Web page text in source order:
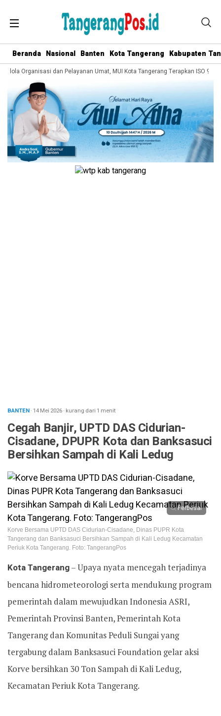
Beranda Nasional Banten Kota Tangerang Kabupaten
Organisasi dan Pelayanan Umat, MUI Kota Tangerang Terapkan ISO
BANTEN· 14 Mei 2026· kurang dari 1 menit
Cegah Banjir, UPTD DAS Cidurian-
Cisadane, DPUPR Kota dan Banksasuci
Bersihkan Sampah di Kali Ledug
Perbesar
Korve Bersama UPTD DAS Cidurian-Cisadane, Dinas PUPR Kota
Tangerang dan Banksasuci Bersihkan Sampah di Kali Ledug Kecamatan
Periuk Kota Tangerang. Foto: TangerangPos
Kota Tangerang– Upaya nyata mencegah terjadinya
bencana hidrometeorologi serta mendukung program
pemerintah dalam mewujudkan Indonesia ASRI,
Pemerintah Provinsi Banten, Pemerintah Kota
Tangerang dan Komunitas Peduli Sungai yang
tergabung dalam Banksasuci Foundation gelar aksi
Korve bersihkan 30 Ton Sampah di Kali Ledug,
Kecamatan Periuk Kota Tangerang.